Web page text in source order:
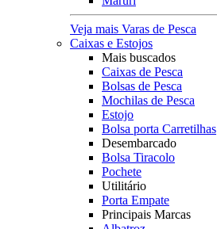
Veja mais Varas de Pesca
Caixas e Estojos
Mais buscados
Caixas de Pesca
Bolsas de Pesca
Mochilas de Pesca
Estojo
Bolsa porta Carretilhas
Desembarcado
Bolsa Tiracolo
Pochete
Utilitário
Porta Empate
Principais Marcas